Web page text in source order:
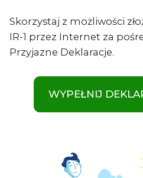
Skorzystaj z możliwości
IR-1 przez Internet za
Przyjazne Deklaracje.
WYPEŁNIJ